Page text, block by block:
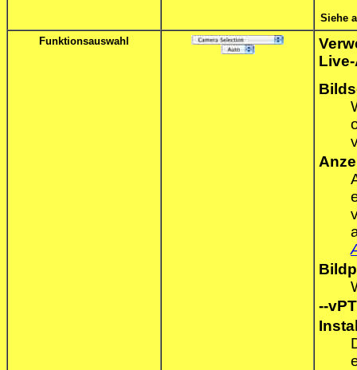
Siehe
Funktionsauswahl
--